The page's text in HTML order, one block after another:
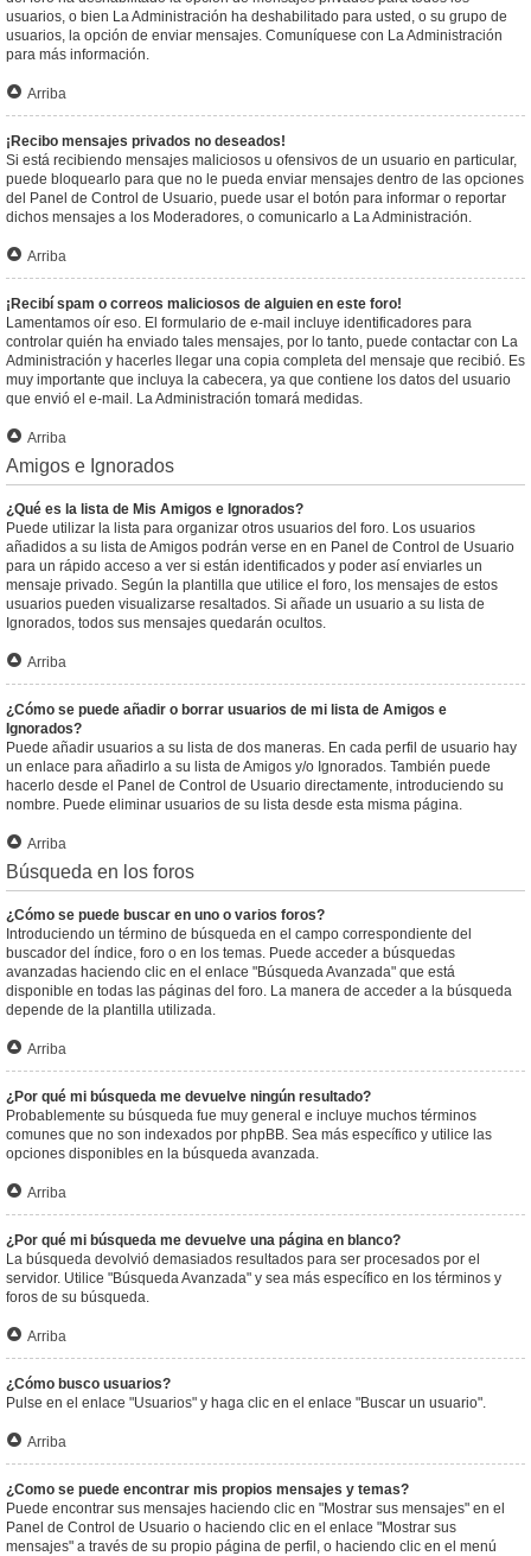
usuarios, o bien La Administración ha deshabilitado para usted, o su grupo de
usuarios, la opción de enviar mensajes. Comuníquese con La Administración
para más información.
Arriba
¡Recibo mensajes privados no deseados!
Si está recibiendo mensajes maliciosos u ofensivos de un usuario en particular,
puede bloquearlo para que no le pueda enviar mensajes dentro de las opciones
del Panel de Control de Usuario, puede usar el botón para informar o reportar
dichos mensajes a los Moderadores, o comunicarlo a La Administración.
Arriba
¡Recibí spam o correos maliciosos de alguien en este foro!
Lamentamos oír eso. El formulario de e-mail incluye identificadores para
controlar quién ha enviado tales mensajes, por lo tanto, puede contactar con La
Administración y hacerles llegar una copia completa del mensaje que recibió. Es
muy importante que incluya la cabecera, ya que contiene los datos del usuario
que envió el e-mail. La Administración tomará medidas.
Arriba
Amigos e Ignorados
¿Qué es la lista de Mis Amigos e Ignorados?
Puede utilizar la lista para organizar otros usuarios del foro. Los usuarios
añadidos a su lista de Amigos podrán verse en en Panel de Control de Usuario
para un rápido acceso a ver si están identificados y poder así enviarles un
mensaje privado. Según la plantilla que utilice el foro, los mensajes de estos
usuarios pueden visualizarse resaltados. Si añade un usuario a su lista de
Ignorados, todos sus mensajes quedarán ocultos.
Arriba
¿Cómo se puede añadir o borrar usuarios de mi lista de Amigos e
Ignorados?
Puede añadir usuarios a su lista de dos maneras. En cada perfil de usuario hay
un enlace para añadirlo a su lista de Amigos y/o Ignorados. También puede
hacerlo desde el Panel de Control de Usuario directamente, introduciendo su
nombre. Puede eliminar usuarios de su lista desde esta misma página.
Arriba
Búsqueda en los foros
¿Cómo se puede buscar en uno o varios foros?
Introduciendo un término de búsqueda en el campo correspondiente del
buscador del índice, foro o en los temas. Puede acceder a búsquedas
avanzadas haciendo clic en el enlace "Búsqueda Avanzada" que está
disponible en todas las páginas del foro. La manera de acceder a la búsqueda
depende de la plantilla utilizada.
Arriba
¿Por qué mi búsqueda me devuelve ningún resultado?
Probablemente su búsqueda fue muy general e incluye muchos términos
comunes que no son indexados por phpBB. Sea más específico y utilice las
opciones disponibles en la búsqueda avanzada.
Arriba
¿Por qué mi búsqueda me devuelve una página en blanco?
La búsqueda devolvió demasiados resultados para ser procesados por el
servidor. Utilice "Búsqueda Avanzada" y sea más específico en los términos y
foros de su búsqueda.
Arriba
¿Cómo busco usuarios?
Pulse en el enlace "Usuarios" y haga clic en el enlace "Buscar un usuario".
Arriba
¿Como se puede encontrar mis propios mensajes y temas?
Puede encontrar sus mensajes haciendo clic en "Mostrar sus mensajes" en el
Panel de Control de Usuario o haciendo clic en el enlace "Mostrar sus
mensajes" a través de su propio página de perfil, o haciendo clic en el menú